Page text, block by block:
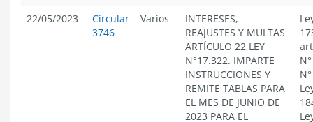
22/05/2023
Circular
3746
Varios
INTERESES,
REAJUSTES Y MULTAS
ARTÍCULO 22 LEY
N°17.322. IMPARTE
INSTRUCCIONES Y
REMITE TABLAS PARA
EL MES DE JUNIO DE
2023 PARA EL